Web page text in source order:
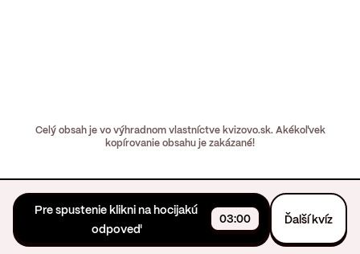
Pre spustenie klikni na hocijakú
odpoveď
03:00 Ďalší kvíz
Celý obsah je vo výhradnom vlastníctve kvizovo.sk. Akékoľvek
kopírovanie obsahu je zakázané!